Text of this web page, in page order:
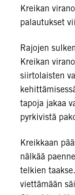
Kreikan
palautukset
Rajojen
Kreikan
siirtolaisten
tapoja jakaa
pyrkivistä
Kreikkaan
nälkää
telkien
viettämään